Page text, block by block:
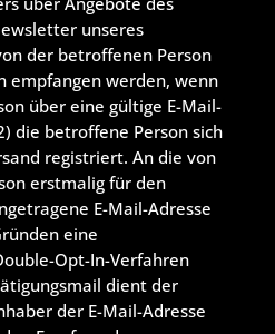
unseres
der betroffenen Person
empfangen werden, wenn
über eine gültige E-Mail-
die betroffene Person sich
registriert. An die von
erstmalig für den
E-Mail-Adresse
eine
Opt-In-Verfahren
dient der
der E-Mail-Adresse